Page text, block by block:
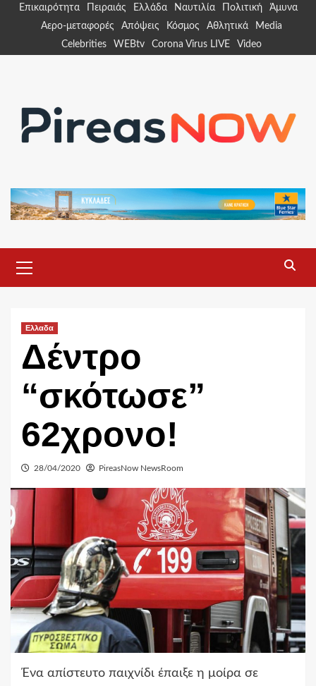
Επικαιρότητα Πειραιάς Ελλάδα Ναυτιλία Πολιτική
Άμυνα
Αερο-μεταφορές
Απόψεις Κόσμος Αθλητικά
Media
Celebrities
WEBtv Corona Virus LIVE Video
Menu
Ελλαδα
Δέντρο
“σκότωσε”
62χρονο!
28/04/2020 PireasNow NewsRoom
Ένα απίστευτο παιχνίδι έπαιξε η μοίρα σε